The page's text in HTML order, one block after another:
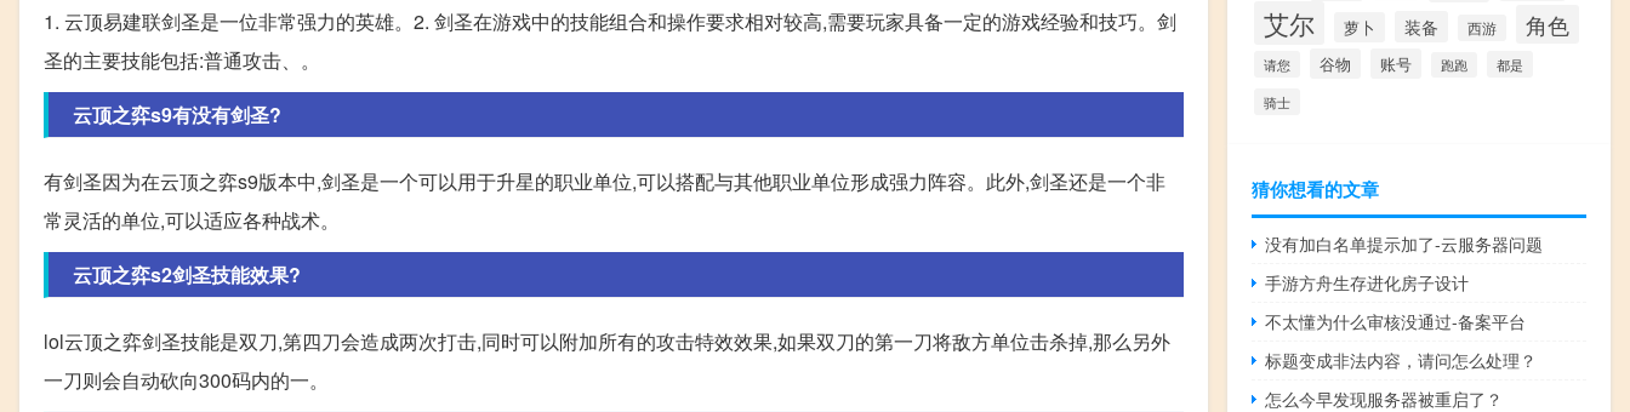
1. 云顶易建联剑圣是一位非常强力的英雄。2. 剑圣在游戏中的技能组合和操作要求相对较高,需要玩家具备一定的游戏经验和技巧。剑
圣的主要技能包括:普通攻击、。
云顶之弈s9有没有剑圣?
有剑圣因为在云顶之弈s9版本中,剑圣是一个可以用于升星的职业单位,可以搭配与其他职业单位形成强力阵容。此外,剑圣还是一个非
常灵活的单位,可以适应各种战术。
云顶之弈s2剑圣技能效果?
lol云顶之弈剑圣技能是双刀,第四刀会造成两次打击,同时可以附加所有的攻击特效效果,如果双刀的第一刀将敌方单位击杀掉,那么另外
一刀则会自动砍向300码内的一。
艾尔 萝卜 装备 西游 角色
请您 谷物 账号 跑跑
都是
骑士
猜你想看的文章
没有加白名单提示加了-云服务器问题
手游方舟生存进化房子设计
不太懂为什么审核没通过-备案平台
标题变成非法内容，请问怎么处理？
怎么今早发现服务器被重启了？